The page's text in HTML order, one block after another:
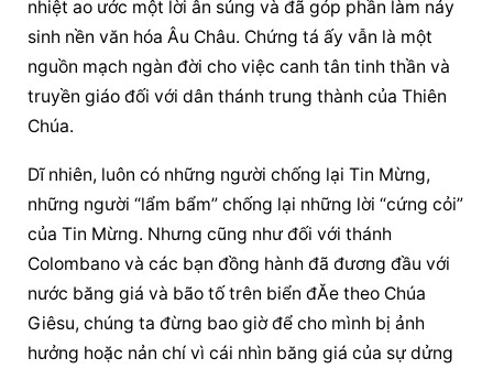
nhiệt ao ước một lời ân sủng và đã góp phần làm nảy
sinh nền văn hóa Âu Châu. Chứng tá ấy vẫn là một
nguồn mạch ngàn đời cho việc canh tân tinh thần và
truyền giáo đối với dân thánh trung thành của Thiên
Chúa.
Dĩ nhiên, luôn có những người chống lại Tin Mừng,
những người “lẩm bẩm” chống lại những lời “cứng cỏi”
của Tin Mừng. Nhưng cũng như đối với thánh
Colombano và các bạn đồng hành đã đương đầu với
nước băng giá và bão tố trên biển đĂe theo Chúa
Giêsu, chúng ta đừng bao giờ để cho mình bị ảnh
hưởng hoặc nản chí vì cái nhìn băng giá của sự dửng